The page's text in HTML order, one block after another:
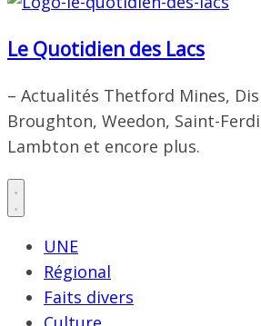
Le Quotidien des Lacs
– Actualités Thetford Mines,
Broughton, Weedon, Saint-
Lambton et encore plus.
UNE
Régional
Faits divers